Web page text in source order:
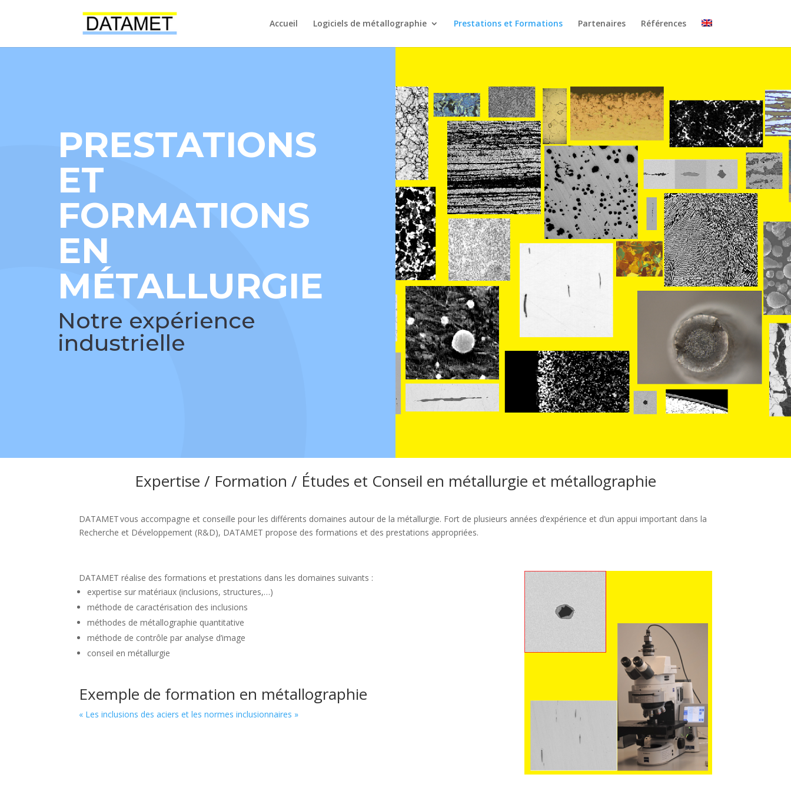
Accueil Logiciels de métallographie Prestations et Formations Partenaires Références
PRESTATIONS
ET
FORMATIONS
EN
MÉTALLURGIE
Notre expérience
industrielle
Expertise / Formation / Études et Conseil en métallurgie et métallographie
DATAMET vous accompagne et conseille pour les différents domaines autour de la métallurgie. Fort de plusieurs années d’expérience et d’un appui important dans la
Recherche et Développement (R&D), DATAMET propose des formations et des prestations appropriées.
DATAMET réalise des formations et prestations dans les domaines suivants :
expertise sur matériaux (inclusions, structures,…)
méthode de caractérisation des inclusions
méthodes de métallographie quantitative
méthode de contrôle par analyse d’image
conseil en métallurgie
Exemple de formation en métallographie
« Les inclusions des aciers et les normes inclusionnaires »